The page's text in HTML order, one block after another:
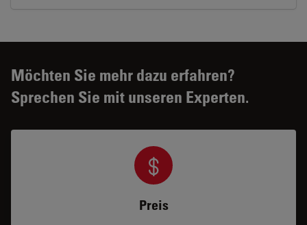
Möchten Sie mehr dazu erfahren?
Sprechen Sie mit unseren Experten.
Preis